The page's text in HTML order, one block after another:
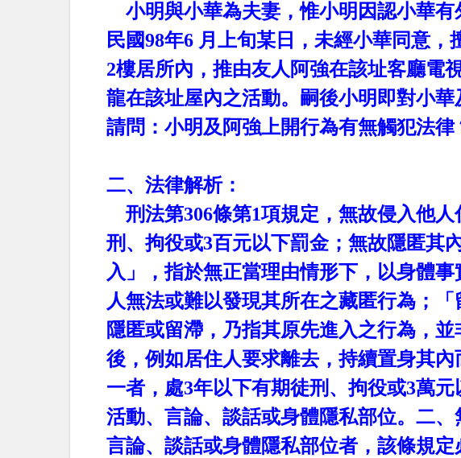
小明與小華為夫妻，惟小明因認小華
民國98年6 月上旬某日，未經小華同意
2樓居所內，推由友人阿強在該址客廳電
龍在該址屋內之活動。嗣後小明即對小
請問：小明及阿強上開行為有無觸犯法律
二、法律解析：
刑法第306條第1項規定，無故侵入他
刑、拘役或3百元以下罰金；無故隱匿其
入」，指於無正當理由情形下，以身體
人無法或難以發現其所在之藏匿行為；
隱匿或留滯，乃指其原先進入之行為，
後，例如居住人要求離去，持續置身其
一者，處3年以下有期徒刑、拘役或3萬元
活動、言論、談話或身體隱私部位。二
言論、談話或身體隱私部位者，該條規